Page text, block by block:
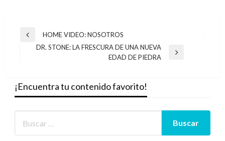
Navegación
Entrada
anterior
HOME VIDEO: NOSOTROS
DR. STONE: LA FRESCURA DE UNA NUEVA
EDAD DE PIEDRA
¡Encuentra tu contenido favorito!